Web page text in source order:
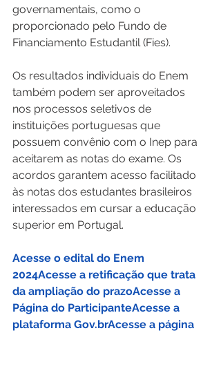
governamentais, como o
proporcionado pelo Fundo de
Financiamento Estudantil (Fies).
Os resultados individuais do Enem
também podem ser aproveitados
nos processos seletivos de
instituições portuguesas que
possuem convênio com o Inep para
aceitarem as notas do exame. Os
acordos garantem acesso facilitado
às notas dos estudantes brasileiros
interessados em cursar a educação
superior em Portugal.
Acesse o edital do Enem
2024Acesse a retificação que trata
da ampliação do prazoAcesse a
Página do ParticipanteAcesse a
plataforma Gov.brAcesse a página